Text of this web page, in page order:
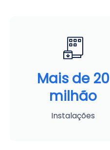
Mais de 20
milhão
Instalações